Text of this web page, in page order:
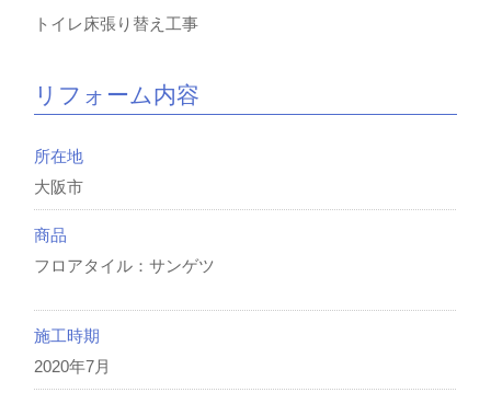
トイレ床張り替え工事
リフォーム内容
所在地
大阪市
商品
フロアタイル：サンゲツ
施工時期
2020年7月